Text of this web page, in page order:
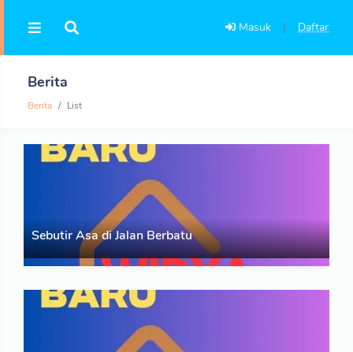
Masuk | Daftar
Berita
Berita List
Berita 11 Feb 2026
Sebutir Asa di Jalan Berbatu
Sebutir Asa di Jalan Berbatu Karya N.K. Sulistyowati &
Tyas Budi Legowo